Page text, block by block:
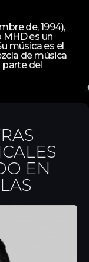
de, 1994),
es un
música es el
de música
parte del
EN